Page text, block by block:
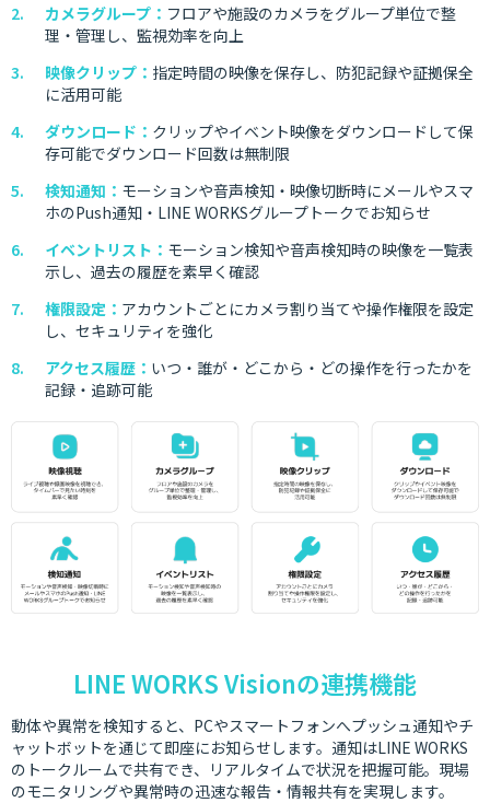
カメラグループ： フロアや施設のカメラをグループ単位で整
理・管理し、監視効率を向上
映像クリップ： 指定時間の映像を保存し、防犯記録や証拠保全
に活用可能
ダウンロード： クリップやイベント映像をダウンロードして保
存可能でダウンロード回数は無制限
検知通知： モーションや音声検知・映像切断時にメールやスマ
ホのPush通知・LINE WORKSグループトークでお知らせ
イベントリスト： モーション検知や音声検知時の映像を一覧表
示し、過去の履歴を素早く確認
権限設定： アカウントごとにカメラ割り当てや操作権限を設定
し、セキュリティを強化
アクセス履歴： いつ・誰が・どこから・どの操作を行ったかを
記録・追跡可能
LINE WORKS Visionの連携機能
動体や異常を検知すると、PCやスマートフォンへプッシュ通知やチ
ャットボットを通じて即座にお知らせします。通知はLINE WORKS
のトークルームで共有でき、リアルタイムで状況を把握可能。現場
のモニタリングや異常時の迅速な報告・情報共有を実現します。